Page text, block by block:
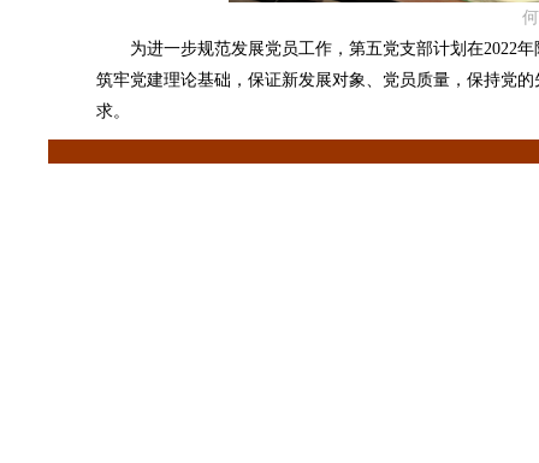
为进一步规范发展党员工作，第五党支部计划在2022年
筑牢党建理论基础，保证新发展对象、党员质量，保持党
求。